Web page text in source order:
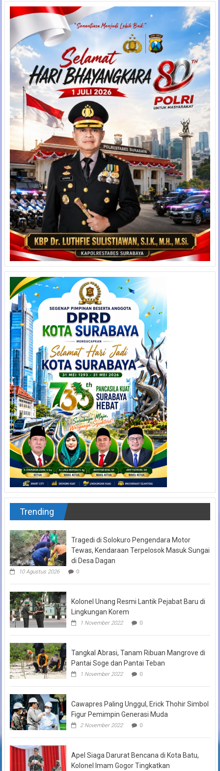
Trending
Tragedi di Solokuro Pengendara Motor
Tewas, Kendaraan Terpelosok Masuk Sungai
di Desa Dagan
10 Agustus 2026 0
Kolonel Unang Resmi Lantik Pejabat Baru di
Lingkungan Korem
1 November 2022 0
Tangkal Abrasi, Tanam Ribuan Mangrove di
Pantai Soge dan Pantai Teban
1 November 2022 0
Cawapres Paling Unggul, Erick Thohir Simbol
Figur Pemimpin Generasi Muda
2 November 2022 0
Apel Siaga Darurat Bencana di Kota Batu,
Kolonel Imam Gogor Tingkatkan